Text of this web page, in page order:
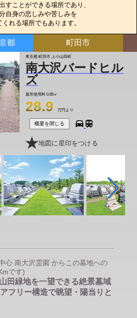
すことができる場所であり、
自身の悲しみや苦しみを
れる場所でもあります。
都 町田市
東京都 町田市 上小山田町
南大沢バードヒル
ズ
墓所使用料 0.85㎡
28.9 万円より
概要を閉じる
地図に星印をつける
心 南大沢霊園 からこの墓地への
です)
田緑地を一望できる絶景墓域
フリー構造で眺望・陽当りと